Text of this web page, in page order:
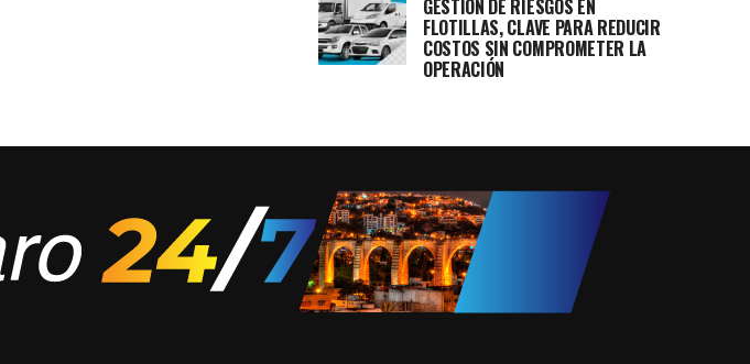
GESTIÓN DE RIESGOS EN
FLOTILLAS, CLAVE PARA REDUCIR
COSTOS SIN COMPROMETER LA
OPERACIÓN